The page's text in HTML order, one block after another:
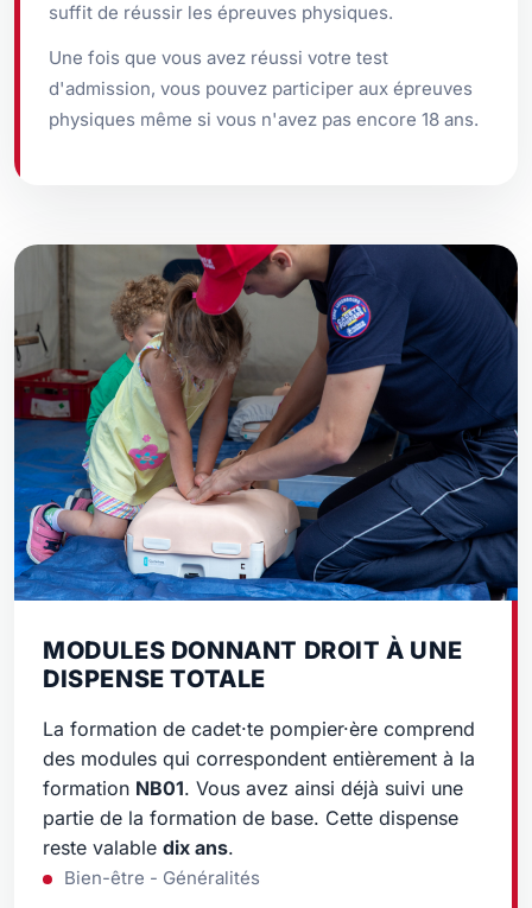
suffit de réussir les épreuves physiques.
Une fois que vous avez réussi votre test
d'admission, vous pouvez participer aux épreuves
physiques même si vous n'avez pas encore 18 ans.
MODULES DONNANT DROIT À UNE
DISPENSE TOTALE
La formation de cadet·te pompier·ère comprend
des modules qui correspondent entièrement à la
formation NB01. Vous avez ainsi déjà suivi une
partie de la formation de base. Cette dispense
reste valable dix ans.
Bien-être - Généralités